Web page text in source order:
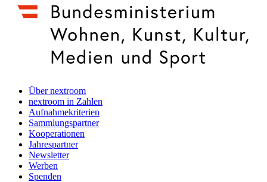
Über nextroom
nextroom in Zahlen
Aufnahmekriterien
Sammlungspartner
Kooperationen
Jahrespartner
Newsletter
Werben
Spenden